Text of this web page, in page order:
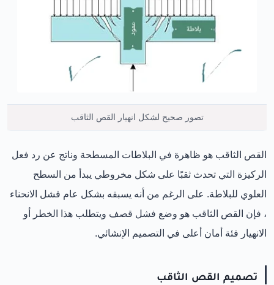
تصور صحيح لشكل انهيار القص الثاقب
القص الثاقب هو ظاهرة في البلاطات المسطحة وناتج عن رد فعل
الركيزة التي تحدث ثقبًا على شكل مخروطي يبدأ من السطح
العلوي للبلاطة. على الرغم من أنه يسبقه بشكل عام فشل الانحناء
، فإن القص الثاقب هو وضع فشل قصف ويتطلب هذا الخطر أو
الانهيار فئة أمان أعلى في التصميم الإنشائي.
تصميم القص الثاقب